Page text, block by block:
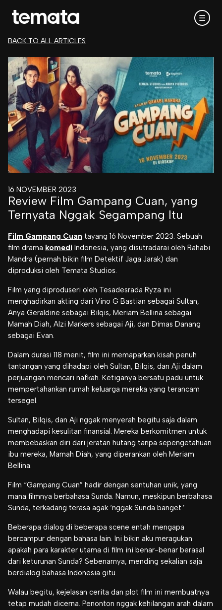
☰
BACK TO ALL ARTICLES
Review Film Gampang Cuan, yang
Ternyata Nggak Segampang Itu
16 NOVEMBER 2023
Film Gampang Cuan tayang 16 November 2023. Sebuah
film drama komedi Indonesia, yang disutradarai oleh Rahabi
Mandra (pernah bikin film Detektif Jaga Jarak) dan
diproduksi oleh Temata Studios.
Film yang diproduseri oleh Tesadesrada Ryza ini
menghadirkan akting dari Vino G Bastian sebagai Sultan,
Anya Geraldine sebagai Bilqis, Meriam Bellina sebagai
Mamah Diah, Alzi Markers sebagai Aji, dan Dimas Danang
sebagai Evan.
Dalam durasi 118 menit, film ini memaparkan kisah penuh
tantangan yang dihadapi oleh Sultan, Bilqis, dan Aji dalam
perjuangan mencari nafkah. Ketiganya bersatu padu untuk
mempertahankan rumah keluarga mereka yang terancam
tersegel.
Sultan, Bilqis, dan Aji nggak menyerah begitu saja dalam
menghadapi kesulitan finansial. Mereka berkomitmen untuk
membebaskan diri dari jeratan hutang tanpa sepengetahuan
ibu mereka, Mamah Diah, yang diperankan oleh Meriam
Bellina.
Film “Gampang Cuan” hadir dengan sentuhan unik, yang
mana filmnya berbahasa Sunda. Namun, meskipun berbahasa
Sunda, terkadang terasa agak ‘nggak Sunda banget.’
Beberapa dialog di beberapa scene entah mengapa
bercampur dengan bahasa lain. Ini bikin aku meragukan
apakah para karakter utama di film ini benar-benar berasal
dari keturunan Sunda? Sebenarnya, mending sekalian saja
berdialog bahasa Indonesia gitu.
Walau begitu, kejelasan cerita dan plot film ini membuatnya
tetap mudah dicerna. Penonton nggak kehilangan arah dalam